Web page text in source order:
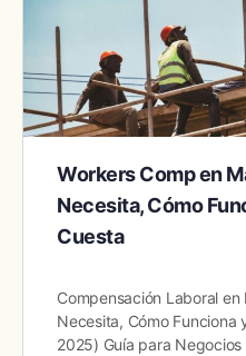
Workers Comp en
Necesita, Cómo
Cuesta
Compensación Laboral en
Necesita, Cómo Funciona
2025) Guía para Negocios